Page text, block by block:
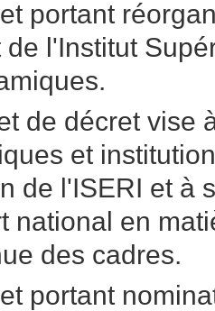
portant
l'Institut
de décret vise
et
de l'ISERI et à
national en
des cadres.
portant